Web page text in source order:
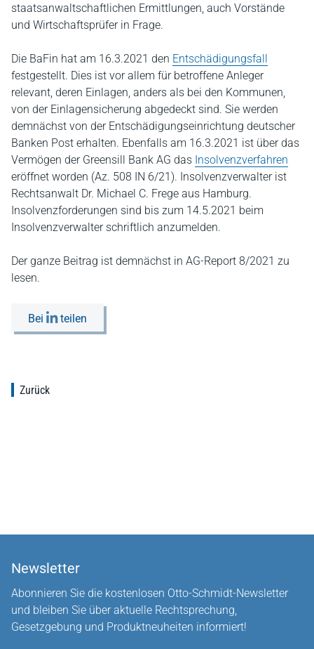
staatsanwaltschaftlichen Ermittlungen, auch Vorstände
und Wirtschaftsprüfer in Frage.
Die BaFin hat am 16.3.2021 den Entschädigungsfall
festgestellt. Dies ist vor allem für betroffene Anleger
relevant, deren Einlagen, anders als bei den Kommunen,
von der Einlagensicherung abgedeckt sind. Sie werden
demnächst von der Entschädigungseinrichtung deutscher
Banken Post erhalten. Ebenfalls am 16.3.2021 ist über das
Vermögen der Greensill Bank AG das Insolvenzverfahren
eröffnet worden (Az. 508 IN 6/21). Insolvenzverwalter ist
Rechtsanwalt Dr. Michael C. Frege aus Hamburg.
Insolvenzforderungen sind bis zum 14.5.2021 beim
Insolvenzverwalter schriftlich anzumelden.
Der ganze Beitrag ist demnächst in AG-Report 8/2021 zu
lesen.
Bei teilen
Zurück
Newsletter
Abonnieren Sie die kostenlosen Otto-Schmidt-Newsletter
und bleiben Sie über aktuelle Rechtsprechung,
Gesetzgebung und Produktneuheiten informiert!